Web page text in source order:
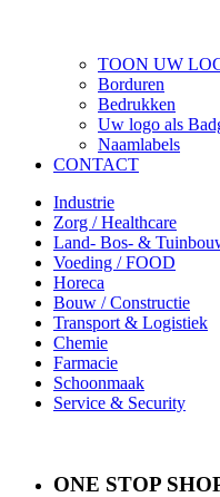
TOON UW
Borduren
Bedrukken
Uw logo als
Naamlabels
CONTACT
Industrie
Zorg / Healthcare
Land- Bos- &
Voeding / FOOD
Horeca
Bouw / Constructie
Transport & Logistiek
Chemie
Farmacie
Schoonmaak
Service & Security
ONE STOP